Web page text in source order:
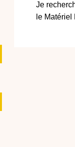
Je
le Matériel